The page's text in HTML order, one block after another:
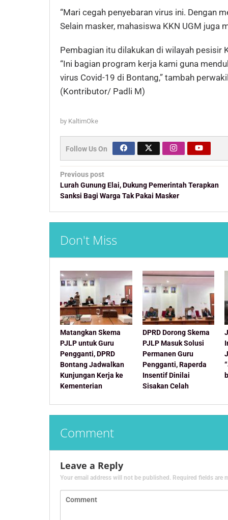
“Mari cegah penyebaran virus ini. Dengan
Selain masker, mahasiswa KKN UGM juga
Pembagian itu dilakukan di wilayah pesisir
“Ini bagian program kerja kami guna
virus Covid-19 di Bontang,” tambah
(Kontributor/ Padli M)
by KaltimOke
Follow Us On
Post
navigation
Previous post
Lurah Gunung Elai, Dukung Pemerintah Terapkan
Sanksi Bagi Warga Tak Pakai Masker
Don't Miss
Matangkan Skema
PJLP untuk Guru
Pengganti, DPRD
Bontang Jadwalkan
Kunjungan Kerja ke
Kementerian
DPRD Dorong Skema
PJLP Masuk Solusi
Permanen Guru
Pengganti, Raperda
Insentif Dinilai
Sisakan Celah
Comment
Leave a Reply
Your email address will not be published. Required fields are